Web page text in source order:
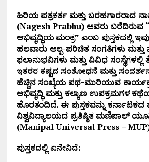
ಹಿರಿಯ ಪತ್ರಕರ್ತ ಮತ್ತು ಬರಹಗಾರರಾದ
(Nagesh Prabhu) ಅವರು ಬರೆದಿರುವ
ಅಭಿವೃದ್ಧಿಯ ಮಂತ್ರ” ಎಂಬ ಪುಸ್ತಕದಲ್ಲಿ
ಹಲವಾರು ಅಲ್ಪ-ಪರಿಚಿತ ಸಂಗತಿಗಳು ಮತ್ತು
ಫಲಾನುಭವಿಗಳು ಮತ್ತು ವಿವಿಧ ಸಂಸ್ಥೆಗಳಲ್ಲಿ
ಇತರರ ಕಷ್ಟದ ಸಂಶೋಧನೆ ಮತ್ತು
ಹೆಚ್ಚಿನ ಸಂಖ್ಯೆಯ ಪಥ-ಮುರಿಯುವ
ಅಭಿವೃದ್ಧಿ ಮತ್ತು ಕಲ್ಯಾಣ ಉಪಕ್ರಮಗಳ
ಹೊರತಂದಿದೆ. ಈ ಪುಸ್ತಕವನ್ನು
ವಿಶ್ವವಿದ್ಯಾಲಯದ ಪ್ರತಿಷ್ಠಿತ ಮಣಿಪಾಲ್
(Manipal Universal Press –
ಪುಸ್ತಕದಲ್ಲಿ ಏನೇನಿದೆ: